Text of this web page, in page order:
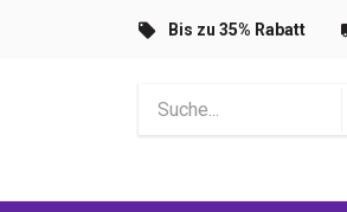
Bis zu 35% Rabatt